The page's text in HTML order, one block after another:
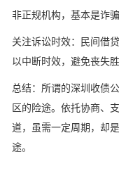
非正规机构，基本是诈骗
关注诉讼时效：民间借
以中断时效，避免丧失胜
总结：所谓的深圳收债
区的险途。依托协商、
道，虽需一定周期，却
途。